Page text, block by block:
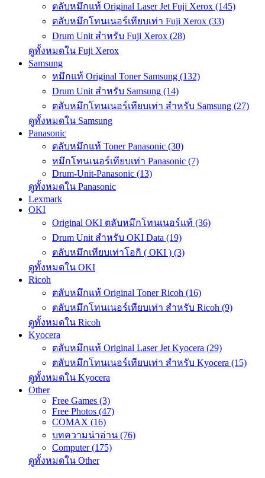
ตลับหมึกแท้ Original Laser Jet Fuji Xerox (145)
ตลับหมึกโทนเนอร์เทียบเท่า Fuji Xerox (33)
Drum Unit สำหรับ Fuji Xerox (28)
ดูทั้งหมดใน Fuji Xerox
Samsung
หมึกแท้ Original Toner Samsung (132)
Drum Unit สำหรับ Samsung (14)
ตลับหมึกโทนเนอร์เทียบเท่า สำหรับ Samsung (27)
ดูทั้งหมดใน Samsung
Panasonic
ตลับหมึกแท้ Toner Panasonic (30)
หมึกโทนเนอร์เทียบเท่า Panasonic (7)
Drum-Unit-Panasonic (13)
ดูทั้งหมดใน Panasonic
Lexmark
OKI
Original OKI ตลับหมึกโทนเนอร์แท้ (36)
Drum Unit สำหรับ OKI Data (19)
ตลับหมึกเทียบเท่าโอกิ ( OKI ) (3)
ดูทั้งหมดใน OKI
Ricoh
ตลับหมึกแท้ Original Toner Ricoh (16)
ตลับหมึกโทนเนอร์เทียบเท่า สำหรับ Ricoh (9)
ดูทั้งหมดใน Ricoh
Kyocera
ตลับหมึกแท้ Original Laser Jet Kyocera (29)
ตลับหมึกโทนเนอร์เทียบเท่า สำหรับ Kyocera (15)
ดูทั้งหมดใน Kyocera
Other
Free Games (3)
Free Photos (47)
COMAX (16)
บทความน่าอ่าน (76)
Computer (175)
ดูทั้งหมดใน Other